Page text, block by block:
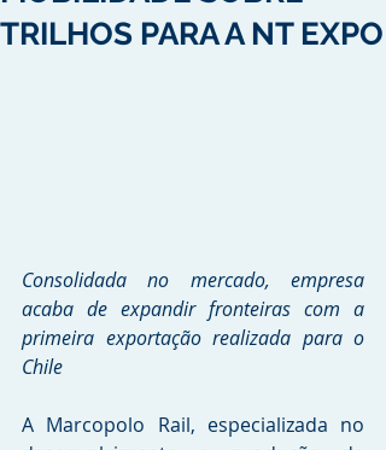
TRILHOS PARA A NT EXPO
Consolidada no mercado, empresa
acaba de expandir fronteiras com a
primeira exportação realizada para o
Chile
A Marcopolo Rail, especializada no